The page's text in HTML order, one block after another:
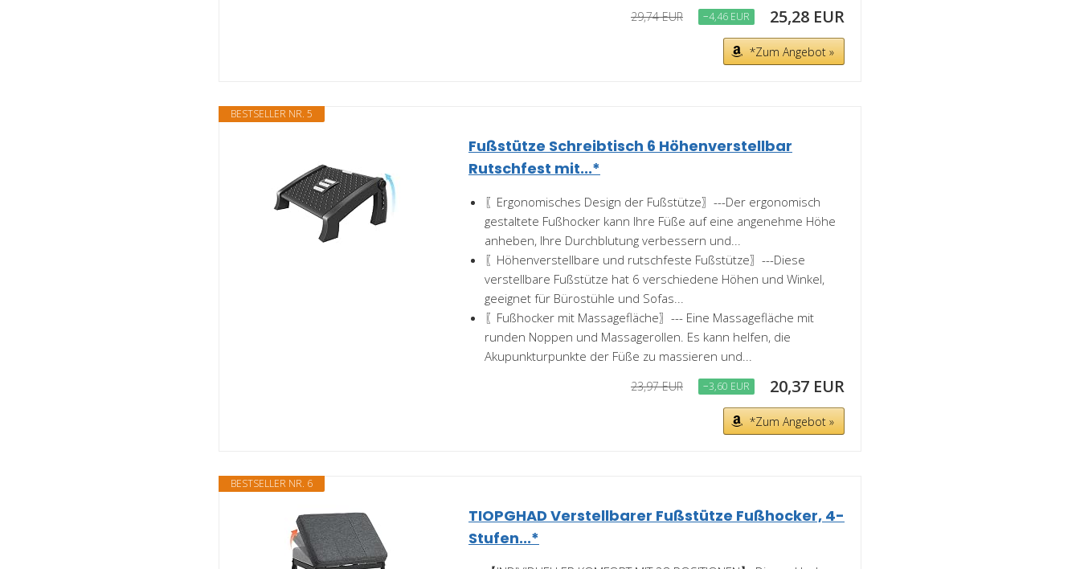
29,74 EUR −4,46 EUR 25,28 EUR
*Zum Angebot »
BESTSELLER NR. 5
Fußstütze Schreibtisch 6 Höhenverstellbar
Rutschfest mit...*
〖Ergonomisches Design der Fußstütze〗---Der ergonomisch
gestaltete Fußhocker kann Ihre Füße auf eine angenehme Höhe
anheben, Ihre Durchblutung verbessern und...
〖Höhenverstellbare und rutschfeste Fußstütze〗---Diese
verstellbare Fußstütze hat 6 verschiedene Höhen und Winkel,
geeignet für Bürostühle und Sofas...
〖Fußhocker mit Massagefläche〗--- Eine Massagefläche mit
runden Noppen und Massagerollen. Es kann helfen, die
Akupunkturpunkte der Füße zu massieren und...
23,97 EUR −3,60 EUR 20,37 EUR
*Zum Angebot »
BESTSELLER NR. 6
TIOPGHAD Verstellbarer Fußstütze Fußhocker, 4-
Stufen...*